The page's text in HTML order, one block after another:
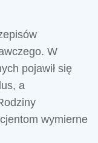
W
pojawił się
a
wymierne